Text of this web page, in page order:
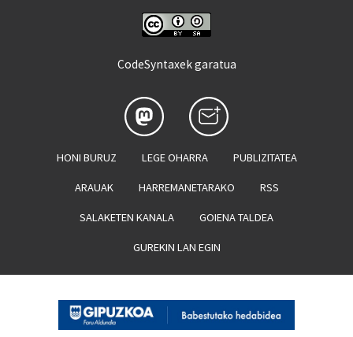
CodeSyntaxek garatua
HONI BURUZ LEGE OHARRA PUBLIZITATEA
ARAUAK HARREMANETARAKO RSS
SALAKETEN KANALA GOIENA TALDEA
GUREKIN LAN EGIN